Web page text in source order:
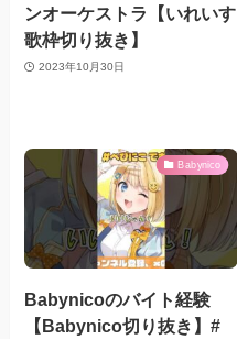
ンオーケストラ【いれいす
歌枠切り抜き】
2023年10月30日
Babynico
Babynicoのバイト経験
【Babynico切り抜き】#